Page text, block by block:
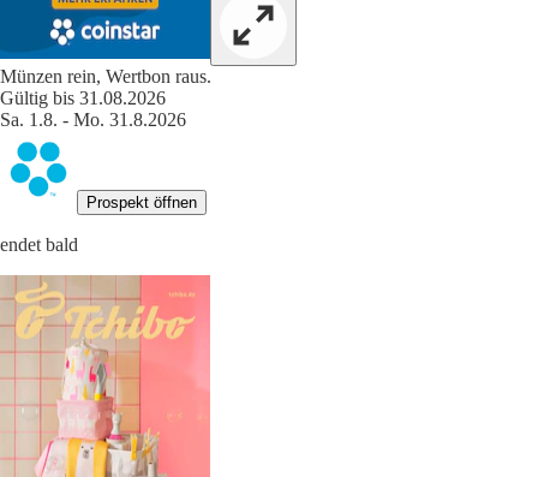
Münzen rein, Wertbon raus.
Gültig bis 31.08.2026
Sa. 1.8. - Mo. 31.8.2026
Prospekt öffnen
endet bald